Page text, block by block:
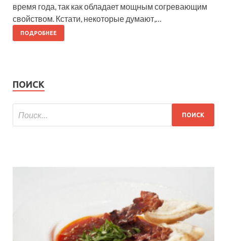
время года, так как обладает мощным согревающим
свойством. Кстати, некоторые думают,…
ПОДРОБНЕЕ
ПОИСК